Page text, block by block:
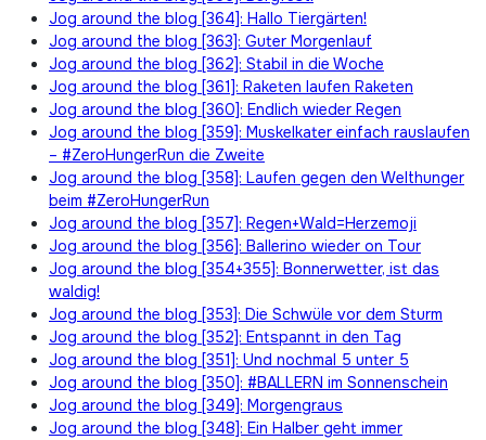
Jog around the blog [364]: Hallo Tiergärten!
Jog around the blog [363]: Guter Morgenlauf
Jog around the blog [362]: Stabil in die Woche
Jog around the blog [361]: Raketen laufen Raketen
Jog around the blog [360]: Endlich wieder Regen
Jog around the blog [359]: Muskelkater einfach rauslaufen
– #ZeroHungerRun die Zweite
Jog around the blog [358]: Laufen gegen den Welthunger
beim #ZeroHungerRun
Jog around the blog [357]: Regen+Wald=Herzemoji
Jog around the blog [356]: Ballerino wieder on Tour
Jog around the blog [354+355]: Bonnerwetter, ist das
waldig!
Jog around the blog [353]: Die Schwüle vor dem Sturm
Jog around the blog [352]: Entspannt in den Tag
Jog around the blog [351]: Und nochmal 5 unter 5
Jog around the blog [350]: #BALLERN im Sonnenschein
Jog around the blog [349]: Morgengraus
Jog around the blog [348]: Ein Halber geht immer